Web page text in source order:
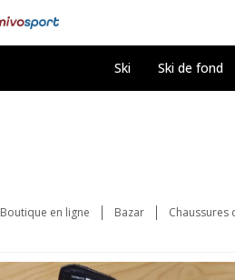
Ski Ski de fond
Boutique en ligne Bazar Chaussures